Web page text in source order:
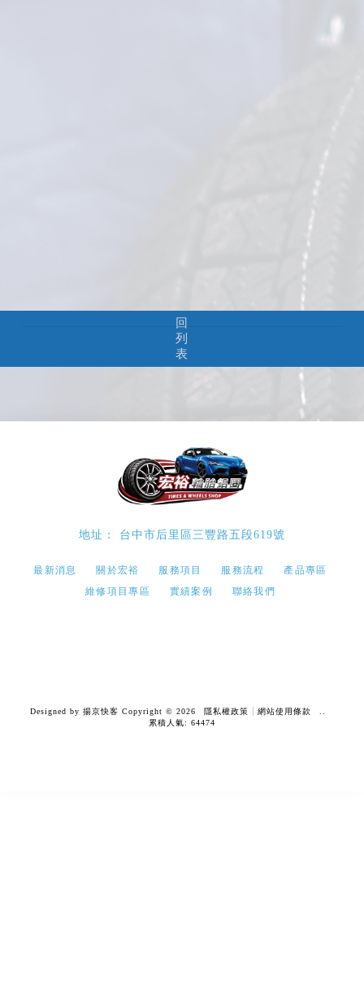
回
列
表
台中市后里區三豐路五段619號
最新消息 關於宏裕 服務項目 服務流程
產品專區
維修項目專區
實績案例 聯絡我們
Designed by 揚京快客 Copyright © 2026 隱私權政策 網站使用條款
累積人氣: 64474